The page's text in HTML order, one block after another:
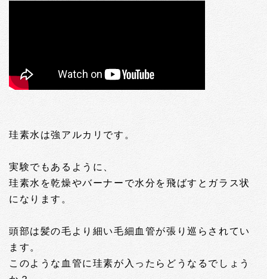
珪素水は強アルカリです。
実験でもあるように、
珪素水を乾燥やバーナーで水分を飛ばすとガラス状
になります。
頭部は髪の毛より細い毛細血管が張り巡らされてい
ます。
このような血管に珪素が入ったらどうなるでしょう